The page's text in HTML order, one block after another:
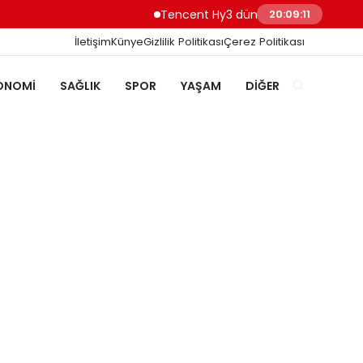
Tencent Hy3 dünya genelinde
20:09:11
İletişimKünyeGizlilik PolitikasıÇerez Politikası
SAĞLIK SPOR YAŞAM DIĞER